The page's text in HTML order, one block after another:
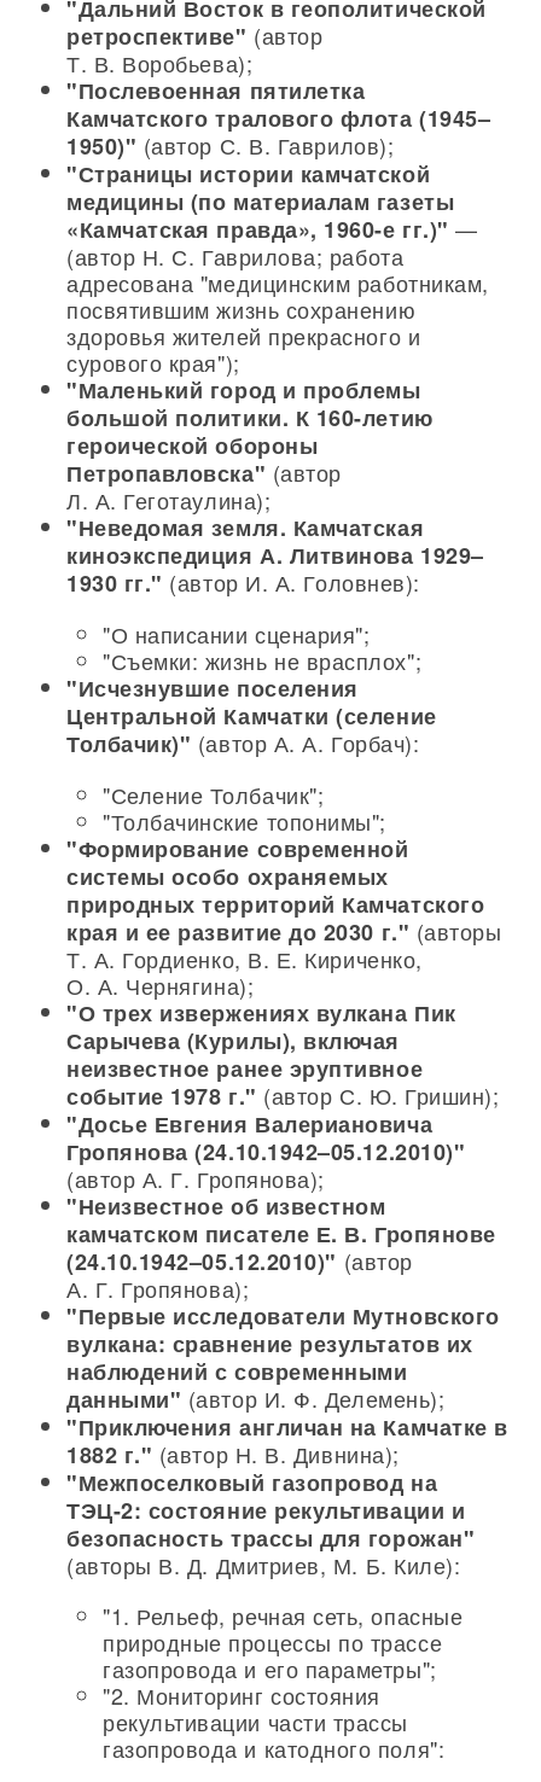
"Дальний Восток в геополитической
ретроспективе" (автор
Т. В. Воробьева);
"Послевоенная пятилетка
Камчатского тралового флота (1945–
1950)" (автор С. В. Гаврилов);
"Страницы истории камчатской
медицины (по материалам газеты
«Камчатская правда», 1960-е гг.)" —
(автор Н. С. Гаврилова; работа
адресована "медицинским работникам,
посвятившим жизнь сохранению
здоровья жителей прекрасного и
сурового края");
"Маленький город и проблемы
большой политики. К 160-летию
героической обороны
Петропавловска" (автор
Л. А. Геготаулина);
"Неведомая земля. Камчатская
киноэкспедиция А. Литвинова 1929–
1930 гг." (автор И. А. Головнев):
"О написании сценария";
"Съемки: жизнь не врасплох";
"Исчезнувшие поселения
Центральной Камчатки (селение
Толбачик)" (автор А. А. Горбач):
"Селение Толбачик";
"Толбачинские топонимы";
"Формирование современной
системы особо охраняемых
природных территорий Камчатского
края и ее развитие до 2030 г." (авторы
Т. А. Гордиенко, В. Е. Кириченко,
О. А. Чернягина);
"О трех извержениях вулкана Пик
Сарычева (Курилы), включая
неизвестное ранее эруптивное
событие 1978 г." (автор С. Ю. Гришин);
"Досье Евгения Валериановича
Гропянова (24.10.1942–05.12.2010)"
(автор А. Г. Гропянова);
"Неизвестное об известном
камчатском писателе Е. В. Гропянове
(24.10.1942–05.12.2010)" (автор
А. Г. Гропянова);
"Первые исследователи Мутновского
вулкана: сравнение результатов их
наблюдений с современными
данными" (автор И. Ф. Делемень);
"Приключения англичан на Камчатке в
1882 г." (автор Н. В. Дивнина);
"Межпоселковый газопровод на
ТЭЦ-2: состояние рекультивации и
безопасность трассы для горожан"
(авторы В. Д. Дмитриев, М. Б. Киле):
"1. Рельеф, речная сеть, опасные
природные процессы по трассе
газопровода и его параметры";
"2. Мониторинг состояния
рекультивации части трассы
газопровода и катодного поля":